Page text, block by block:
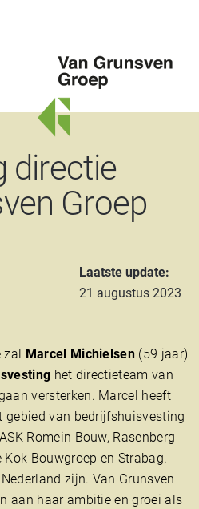
Grunsven
Groep
directie
Groep
Laatste update:
21 augustus 2023
zal Marcel Michielsen (59 jaar)
het directieteam van
versterken. Marcel heeft
gebied van bedrijfshuisvesting
Romein Bouw, Rasenberg
Bouwgroep en Strabag.
zijn. Van Grunsven
aan haar ambitie en groei als